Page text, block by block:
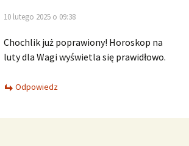
10 lutego 2025 o 09:38
Chochlik już poprawiony! Horoskop na
luty dla Wagi wyświetla się prawidłowo.
Odpowiedz